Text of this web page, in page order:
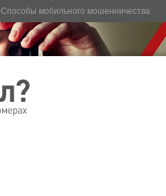
Способы мобильного мошенничества